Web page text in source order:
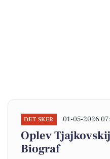
DET SKER 01-05-2026
Oplev
Biograf